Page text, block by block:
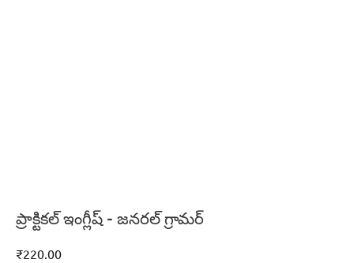
ప్రాక్టికల్‌ ఇంగ్లీష్‌ – జనరల్‌ గ్రామర్‌
₹220.00